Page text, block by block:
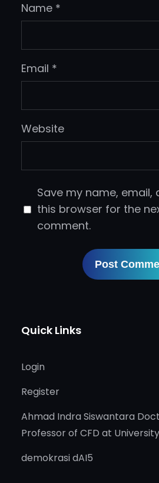
Name *
Email *
Website
Save my name, email,
this browser for the
comment.
Quick Links
Login
Register
Ahmad Indra Siswantara
Professor of CFD at
demokrasi dAI5